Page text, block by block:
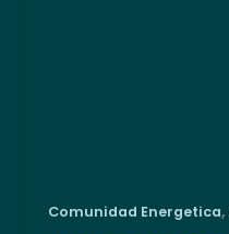
Comunidad Energetica,